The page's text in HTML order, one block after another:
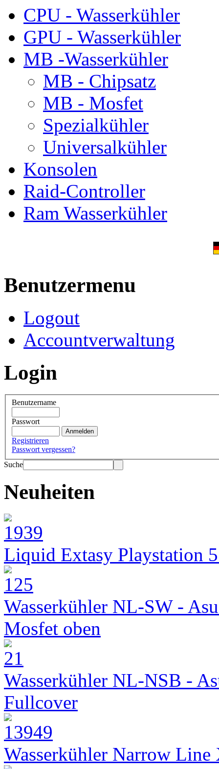
CPU - Wasserkühler
GPU - Wasserkühler
MB -Wasserkühler
MB - Chipsatz
MB - Mosfet
Spezialkühler
Universalkühler
Konsolen
Raid-Controller
Ram Wasserkühler
Benutzermenu
Logout
Accountverwaltung
Login
Benutzername
Passwort
Registrieren
Passwort vergessen?
Suche
Neuheiten
Liquid Extasy Playstation
Wasserkühler NL-SW -
Mosfet oben
Wasserkühler NL-NSB -
Fullcover
Wasserkühler Narrow